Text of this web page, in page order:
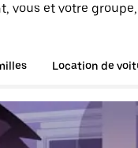
vous et votre
Location de